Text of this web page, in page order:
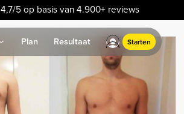
4,7/5 op basis van 4.900+ reviews
Plan Resultaat Starten